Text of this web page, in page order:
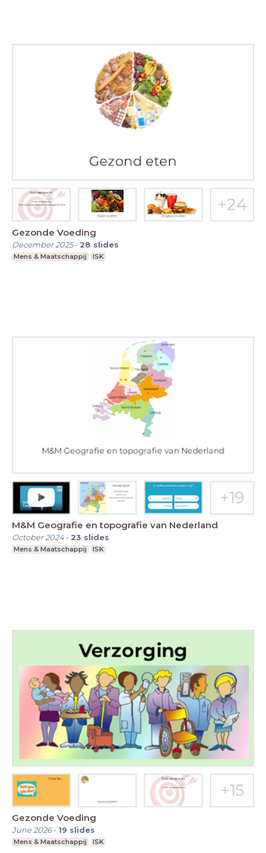
Gezonde Voeding
December 2025- 28 slides
Mens & Maatschappij ISK
M&M Geografie en topografie van Nederland
October 2024- 23 slides
Mens & Maatschappij ISK
Gezonde Voeding
June 2026- 19 slides
Mens & Maatschappij ISK